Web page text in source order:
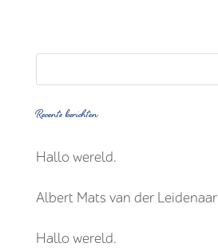
Recente berichten
Hallo wereld.
Albert Mats van der Leidenaar
Hallo wereld.